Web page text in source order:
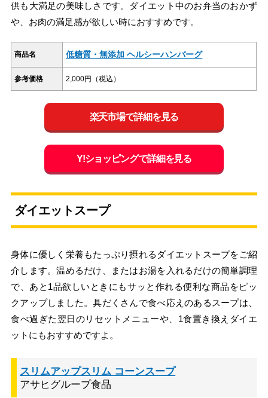
供も大満足の美味しさです。ダイエット中のお弁当のおかず
や、お肉の満足感が欲しい時におすすめです。
商品名 低糖質・無添加 ヘルシーハンバーグ
参考価格 2,000円（税込）
楽天市場で詳細を見る
Y!ショッピングで詳細を見る
ダイエットスープ
身体に優しく栄養もたっぷり摂れるダイエットスープをご紹
介します。温めるだけ、またはお湯を入れるだけの簡単調理
で、あと1品欲しいときにもサッと作れる便利な商品をピッ
クアップしました。具だくさんで食べ応えのあるスープは、
食べ過ぎた翌日のリセットメニューや、1食置き換えダイエ
ットにもおすすめですよ。
スリムアップスリム コーンスープ
アサヒグループ食品